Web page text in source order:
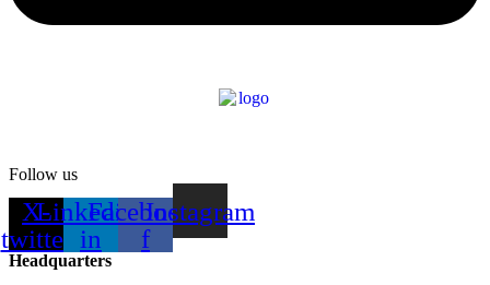
Follow us
X-
twitter
Linkedin-
in
Facebook-
f
Instagram
Headquarters